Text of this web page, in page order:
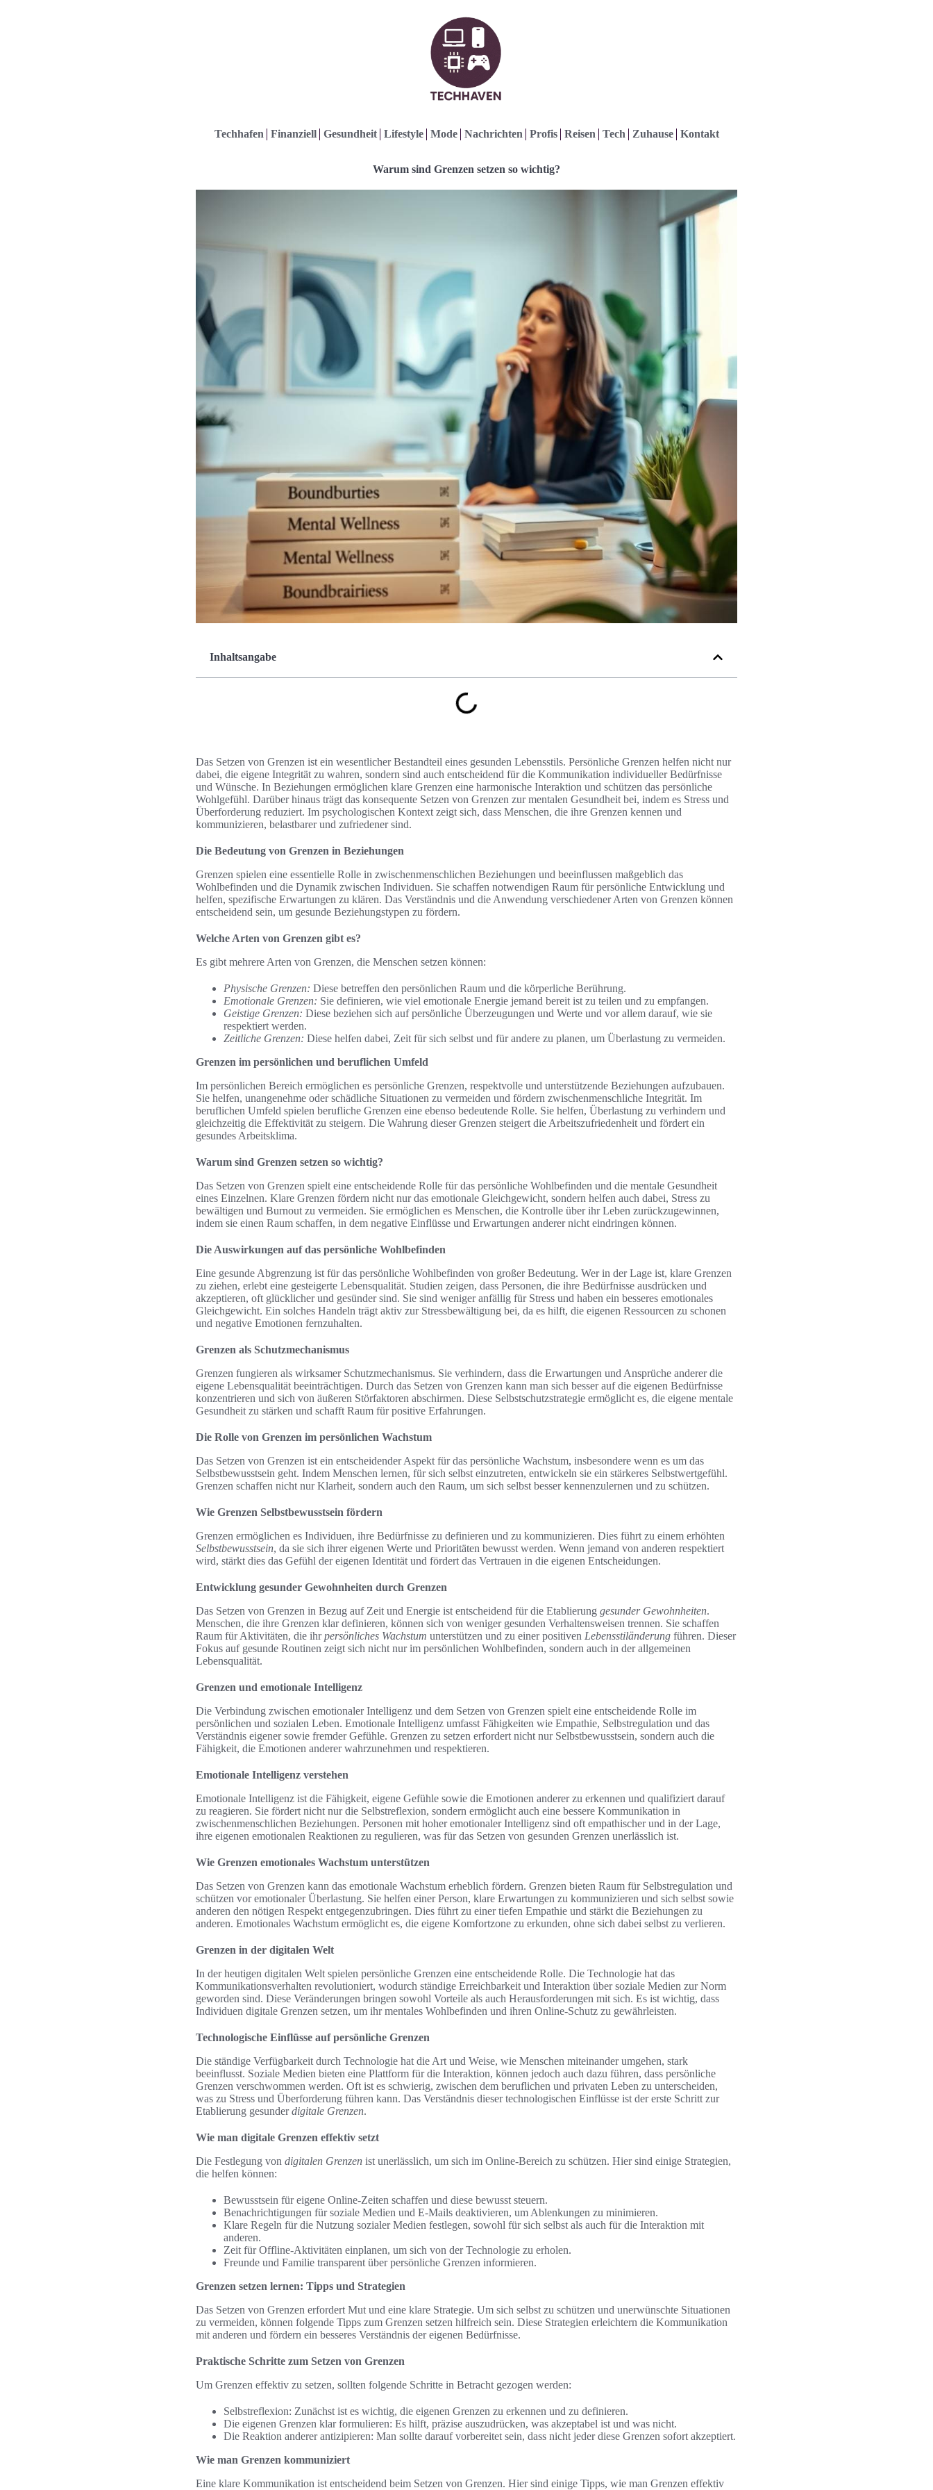
Techhafen Finanziell Gesundheit Lifestyle Mode Nachrichten Profis Reisen Tech Zuhause Kontakt
Warum sind Grenzen setzen so wichtig?
Inhaltsangabe
Das Setzen von Grenzen ist ein wesentlicher Bestandteil eines gesunden Lebensstils. Persönliche Grenzen helfen nicht nur
dabei, die eigene Integrität zu wahren, sondern sind auch entscheidend für die Kommunikation individueller Bedürfnisse
und Wünsche. In Beziehungen ermöglichen klare Grenzen eine harmonische Interaktion und schützen das persönliche
Wohlgefühl. Darüber hinaus trägt das konsequente Setzen von Grenzen zur mentalen Gesundheit bei, indem es Stress und
Überforderung reduziert. Im psychologischen Kontext zeigt sich, dass Menschen, die ihre Grenzen kennen und
kommunizieren, belastbarer und zufriedener sind.
Die Bedeutung von Grenzen in Beziehungen
Grenzen spielen eine essentielle Rolle in zwischenmenschlichen Beziehungen und beeinflussen maßgeblich das
Wohlbefinden und die Dynamik zwischen Individuen. Sie schaffen notwendigen Raum für persönliche Entwicklung und
helfen, spezifische Erwartungen zu klären. Das Verständnis und die Anwendung verschiedener Arten von Grenzen können
entscheidend sein, um gesunde Beziehungstypen zu fördern.
Welche Arten von Grenzen gibt es?
Es gibt mehrere Arten von Grenzen, die Menschen setzen können:
Physische Grenzen: Diese betreffen den persönlichen Raum und die körperliche Berührung.
Emotionale Grenzen: Sie definieren, wie viel emotionale Energie jemand bereit ist zu teilen und zu empfangen.
Geistige Grenzen: Diese beziehen sich auf persönliche Überzeugungen und Werte und vor allem darauf, wie sie
respektiert werden.
Zeitliche Grenzen: Diese helfen dabei, Zeit für sich selbst und für andere zu planen, um Überlastung zu vermeiden.
Grenzen im persönlichen und beruflichen Umfeld
Im persönlichen Bereich ermöglichen es persönliche Grenzen, respektvolle und unterstützende Beziehungen aufzubauen.
Sie helfen, unangenehme oder schädliche Situationen zu vermeiden und fördern zwischenmenschliche Integrität. Im
beruflichen Umfeld spielen berufliche Grenzen eine ebenso bedeutende Rolle. Sie helfen, Überlastung zu verhindern und
gleichzeitig die Effektivität zu steigern. Die Wahrung dieser Grenzen steigert die Arbeitszufriedenheit und fördert ein
gesundes Arbeitsklima.
Warum sind Grenzen setzen so wichtig?
Das Setzen von Grenzen spielt eine entscheidende Rolle für das persönliche Wohlbefinden und die mentale Gesundheit
eines Einzelnen. Klare Grenzen fördern nicht nur das emotionale Gleichgewicht, sondern helfen auch dabei, Stress zu
bewältigen und Burnout zu vermeiden. Sie ermöglichen es Menschen, die Kontrolle über ihr Leben zurückzugewinnen,
indem sie einen Raum schaffen, in dem negative Einflüsse und Erwartungen anderer nicht eindringen können.
Die Auswirkungen auf das persönliche Wohlbefinden
Eine gesunde Abgrenzung ist für das persönliche Wohlbefinden von großer Bedeutung. Wer in der Lage ist, klare Grenzen
zu ziehen, erlebt eine gesteigerte Lebensqualität. Studien zeigen, dass Personen, die ihre Bedürfnisse ausdrücken und
akzeptieren, oft glücklicher und gesünder sind. Sie sind weniger anfällig für Stress und haben ein besseres emotionales
Gleichgewicht. Ein solches Handeln trägt aktiv zur Stressbewältigung bei, da es hilft, die eigenen Ressourcen zu schonen
und negative Emotionen fernzuhalten.
Grenzen als Schutzmechanismus
Grenzen fungieren als wirksamer Schutzmechanismus. Sie verhindern, dass die Erwartungen und Ansprüche anderer die
eigene Lebensqualität beeinträchtigen. Durch das Setzen von Grenzen kann man sich besser auf die eigenen Bedürfnisse
konzentrieren und sich von äußeren Störfaktoren abschirmen. Diese Selbstschutzstrategie ermöglicht es, die eigene mentale
Gesundheit zu stärken und schafft Raum für positive Erfahrungen.
Die Rolle von Grenzen im persönlichen Wachstum
Das Setzen von Grenzen ist ein entscheidender Aspekt für das persönliche Wachstum, insbesondere wenn es um das
Selbstbewusstsein geht. Indem Menschen lernen, für sich selbst einzutreten, entwickeln sie ein stärkeres Selbstwertgefühl.
Grenzen schaffen nicht nur Klarheit, sondern auch den Raum, um sich selbst besser kennenzulernen und zu schützen.
Wie Grenzen Selbstbewusstsein fördern
Grenzen ermöglichen es Individuen, ihre Bedürfnisse zu definieren und zu kommunizieren. Dies führt zu einem erhöhten
Selbstbewusstsein, da sie sich ihrer eigenen Werte und Prioritäten bewusst werden. Wenn jemand von anderen respektiert
wird, stärkt dies das Gefühl der eigenen Identität und fördert das Vertrauen in die eigenen Entscheidungen.
Entwicklung gesunder Gewohnheiten durch Grenzen
Das Setzen von Grenzen in Bezug auf Zeit und Energie ist entscheidend für die Etablierung gesunder Gewohnheiten.
Menschen, die ihre Grenzen klar definieren, können sich von weniger gesunden Verhaltensweisen trennen. Sie schaffen
Raum für Aktivitäten, die ihrpersönliches Wachstum unterstützen und zu einer positiven Lebensstiländerung führen. Dieser
Fokus auf gesunde Routinen zeigt sich nicht nur im persönlichen Wohlbefinden, sondern auch in der allgemeinen
Lebensqualität.
Grenzen und emotionale Intelligenz
Die Verbindung zwischen emotionaler Intelligenz und dem Setzen von Grenzen spielt eine entscheidende Rolle im
persönlichen und sozialen Leben. Emotionale Intelligenz umfasst Fähigkeiten wie Empathie, Selbstregulation und das
Verständnis eigener sowie fremder Gefühle. Grenzen zu setzen erfordert nicht nur Selbstbewusstsein, sondern auch die
Fähigkeit, die Emotionen anderer wahrzunehmen und respektieren.
Emotionale Intelligenz verstehen
Emotionale Intelligenz ist die Fähigkeit, eigene Gefühle sowie die Emotionen anderer zu erkennen und qualifiziert darauf
zu reagieren. Sie fördert nicht nur die Selbstreflexion, sondern ermöglicht auch eine bessere Kommunikation in
zwischenmenschlichen Beziehungen. Personen mit hoher emotionaler Intelligenz sind oft empathischer und in der Lage,
ihre eigenen emotionalen Reaktionen zu regulieren, was für das Setzen von gesunden Grenzen unerlässlich ist.
Wie Grenzen emotionales Wachstum unterstützen
Das Setzen von Grenzen kann das emotionale Wachstum erheblich fördern. Grenzen bieten Raum für Selbstregulation und
schützen vor emotionaler Überlastung. Sie helfen einer Person, klare Erwartungen zu kommunizieren und sich selbst sowie
anderen den nötigen Respekt entgegenzubringen. Dies führt zu einer tiefen Empathie und stärkt die Beziehungen zu
anderen. Emotionales Wachstum ermöglicht es, die eigene Komfortzone zu erkunden, ohne sich dabei selbst zu verlieren.
Grenzen in der digitalen Welt
In der heutigen digitalen Welt spielen persönliche Grenzen eine entscheidende Rolle. Die Technologie hat das
Kommunikationsverhalten revolutioniert, wodurch ständige Erreichbarkeit und Interaktion über soziale Medien zur Norm
geworden sind. Diese Veränderungen bringen sowohl Vorteile als auch Herausforderungen mit sich. Es ist wichtig, dass
Individuen digitale Grenzen setzen, um ihr mentales Wohlbefinden und ihren Online-Schutz zu gewährleisten.
Technologische Einflüsse auf persönliche Grenzen
Die ständige Verfügbarkeit durch Technologie hat die Art und Weise, wie Menschen miteinander umgehen, stark
beeinflusst. Soziale Medien bieten eine Plattform für die Interaktion, können jedoch auch dazu führen, dass persönliche
Grenzen verschwommen werden. Oft ist es schwierig, zwischen dem beruflichen und privaten Leben zu unterscheiden,
was zu Stress und Überforderung führen kann. Das Verständnis dieser technologischen Einflüsse ist der erste Schritt zur
Etablierung gesunderdigitale Grenzen.
Wie man digitale Grenzen effektiv setzt
Die Festlegung von digitalen Grenzen ist unerlässlich, um sich im Online-Bereich zu schützen. Hier sind einige Strategien,
die helfen können:
Bewusstsein für eigene Online-Zeiten schaffen und diese bewusst steuern.
Benachrichtigungen für soziale Medien und E-Mails deaktivieren, um Ablenkungen zu minimieren.
Klare Regeln für die Nutzung sozialer Medien festlegen, sowohl für sich selbst als auch für die Interaktion mit
anderen.
Zeit für Offline-Aktivitäten einplanen, um sich von der Technologie zu erholen.
Freunde und Familie transparent über persönliche Grenzen informieren.
Grenzen setzen lernen: Tipps und Strategien
Das Setzen von Grenzen erfordert Mut und eine klare Strategie. Um sich selbst zu schützen und unerwünschte Situationen
zu vermeiden, können folgende Tipps zum Grenzen setzen hilfreich sein. Diese Strategien erleichtern die Kommunikation
mit anderen und fördern ein besseres Verständnis der eigenen Bedürfnisse.
Praktische Schritte zum Setzen von Grenzen
Um Grenzen effektiv zu setzen, sollten folgende Schritte in Betracht gezogen werden:
Selbstreflexion: Zunächst ist es wichtig, die eigenen Grenzen zu erkennen und zu definieren.
Die eigenen Grenzen klar formulieren: Es hilft, präzise auszudrücken, was akzeptabel ist und was nicht.
Die Reaktion anderer antizipieren: Man sollte darauf vorbereitet sein, dass nicht jeder diese Grenzen sofort akzeptiert.
Wie man Grenzen kommuniziert
Eine klare Kommunikation ist entscheidend beim Setzen von Grenzen. Hier sind einige Tipps, wie man Grenzen effektiv